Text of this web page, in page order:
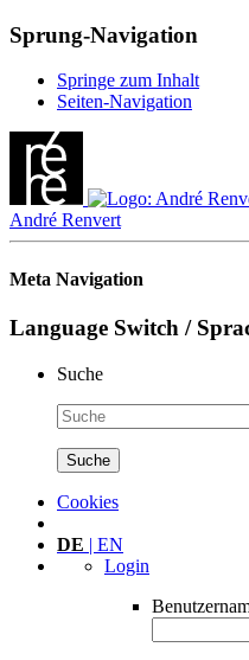
Sprung-Navigation
Springe zum Inhalt
Seiten-Navigation
André Renvert
Meta Navigation
Language Switch /
Suche
Cookies
DE | EN
Login